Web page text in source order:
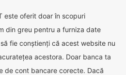
este oferit doar în scopuri
din greu pentru a furniza date
fie conștienți că acest website nu
acestora. Doar banca ta
de cont bancare corecte. Dacă